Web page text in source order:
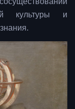
культуры и